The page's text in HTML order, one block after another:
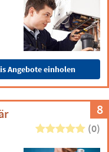
Angebote einholen
8
(0)